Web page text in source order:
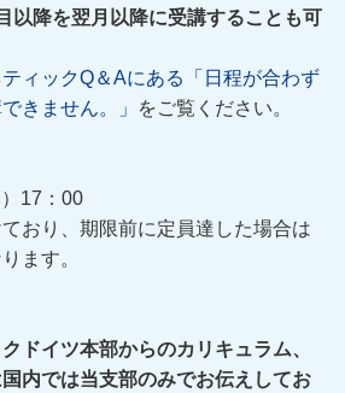
以降を翌月以降に受講することも可
ィックQ＆Aにある「日程が合わず
きません。」
をご覧ください。
17：00
おり、期限前に定員達した場合は
ます。
ドイツ本部からのカリキュラム、
内では当支部のみでお伝えしてお